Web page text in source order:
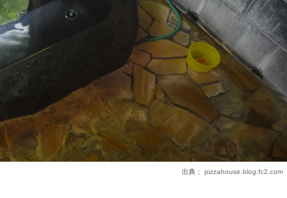
出典： pizzahouse.blog.fc2.com